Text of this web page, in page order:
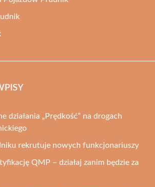
działania „Prędkość” na drogach
rekrutuje nowych funkcjonariuszy
QMP – działaj zanim będzie za